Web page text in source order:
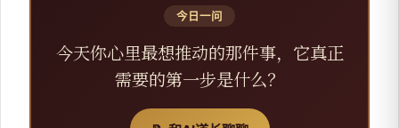
今日一问
今天你心里最想推动的那件事，它真正
需要的第一步是什么？